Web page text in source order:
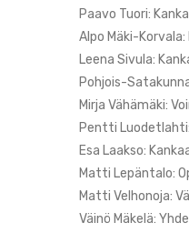
Paavo Tuori:
Alpo Mäki-
Leena Sivula:
Pohjois-
Mirja Vähämäki:
Pentti
Esa Laakso:
Matti Lepäntalo:
Matti Velhonoja:
Väinö Mäkelä: